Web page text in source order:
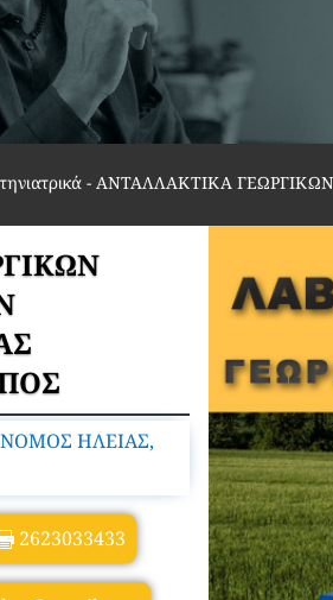
- ΑΝΤΑΛΛΑΚΤΙΚΑ
ΗΛΕΙΑΣ,
2623033433